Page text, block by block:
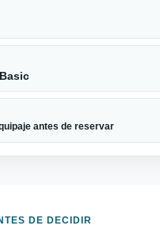
antes de reservar
DE DECIDIR